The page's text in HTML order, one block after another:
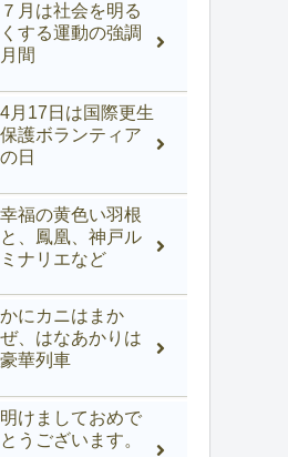
７月は社会を明る
くする運動の強調
月間
4月17日は国際更生
保護ボランティア
の日
幸福の黄色い羽根
と、鳳凰、神戸ル
ミナリエなど
かにカニはまか
ぜ、はなあかりは
豪華列車
明けましておめで
とうございます。